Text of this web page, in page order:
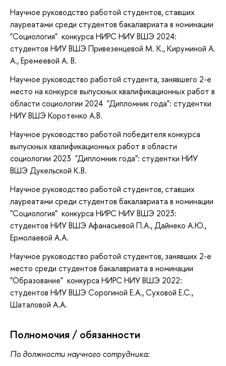
Научное руководство работой студентов, ставших
лауреатами среди студентов бакалавриата в номинации
"Социология" конкурса НИРС НИУ ВШЭ 2024:
студентов НИУ ВШЭ Привезенцевой М. К., Кируминой А.
А., Еремеевой А. В.
Научное руководство работой студента, занявшего 2-е
место на конкурсе выпускных квалификационных работ в
области социологии 2024 "Дипломник года": студентки
НИУ ВШЭ Коротенко А.В.
Научное руководство работой победителя конкурса
выпускных квалификационных работ в области
социологии 2023 "Дипломник года": студентки НИУ
ВШЭ Дукельской К.В.
Научное руководство работой студентов, ставших
лауреатами среди студентов бакалавриата в номинации
"Социология" конкурса НИРС НИУ ВШЭ 2023:
студентов НИУ ВШЭ Афанасьевой П.А., Дайнеко А.Ю.,
Ермолаевой А.А.
Научное руководство работой студентов, занявших 2-е
место среди студентов бакалавриата в номинации
"Образование" конкурса НИРС НИУ ВШЭ 2022:
студентов НИУ ВШЭ Сорогиной Е.А., Суховой Е.С.,
Шаталовой А.А.
Полномочия / обязанности
По должности научного сотрудника: